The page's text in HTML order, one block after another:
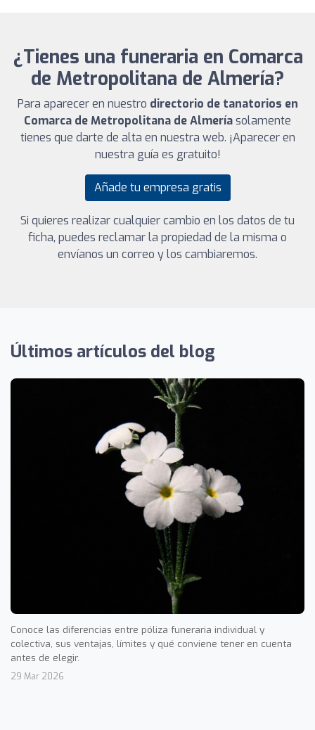
¿Tienes una funeraria en Comarca
de Metropolitana de Almería?
Para aparecer en nuestro directorio de tanatorios en
Comarca de Metropolitana de Almeríasolamente
tienes que darte de alta en nuestra web. ¡Aparecer en
nuestra guía es gratuito!
Añade tu empresa gratis
Si quieres realizar cualquier cambio en los datos de tu
ficha, puedes reclamar la propiedad de la misma o
envíanos un correo y los cambiaremos.
Últimos artículos del blog
Conoce las diferencias entre póliza funeraria individual y
colectiva, sus ventajas, límites y qué conviene tener en cuenta
antes de elegir.
29 Mar 2026